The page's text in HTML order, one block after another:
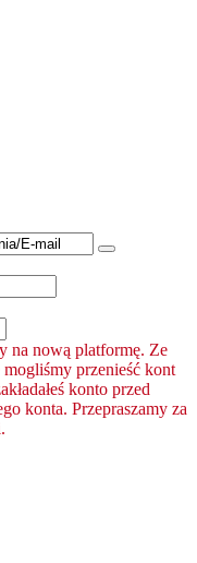
na nową platformę. Ze
przenieść kont
konto przed
konta. Przepraszamy za